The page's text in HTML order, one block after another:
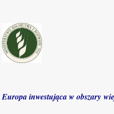
Europa inwestująca w obszary